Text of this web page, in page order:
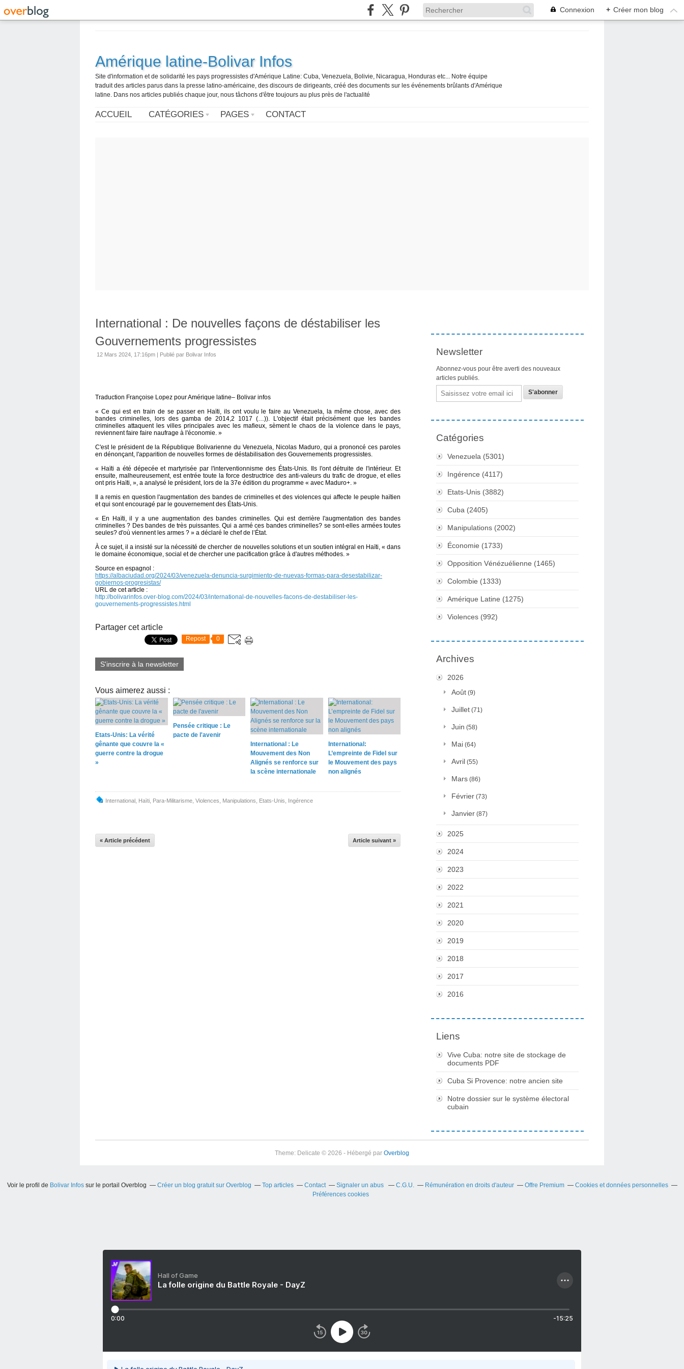
Connexion + Créer mon blog
Amérique latine-Bolivar Infos
Site d'information et de solidarité les pays progressistes d'Amérique Latine: Cuba, Venezuela, Bolivie, Nicaragua, Honduras etc... Notre équipe
traduit des articles parus dans la presse latino-américaine, des discours de dirigeants, créé des documents sur les événements brûlants d'Amérique
latine. Dans nos articles publiés chaque jour, nous tâchons d'être toujours au plus près de l'actualité
ACCUEIL CATÉGORIES PAGES CONTACT
International : De nouvelles façons de déstabiliser les
Gouvernements progressistes
12 Mars 2024, 17:16pm | Publié par Bolivar Infos
Traduction Françoise Lopez pour Amérique latine– Bolivar infos
« Ce qui est en train de se passer en Haïti, ils ont voulu le faire au Venezuela, la même chose, avec des
bandes criminelles, lors des gamba de 2014,2 1017 (…)). L'objectif était précisément que les bandes
criminelles attaquent les villes principales avec les mafieux, sèment le chaos de la violence dans le pays,
reviennent faire faire naufrage à l'économie. »
C'est le président de la République Bolivarienne du Venezuela, Nicolas Maduro, qui a prononcé ces paroles
en dénonçant, l'apparition de nouvelles formes de déstabilisation des Gouvernements progressistes.
« Haïti a été dépecée et martyrisée par l'interventionnisme des États-Unis. Ils l'ont détruite de l'intérieur. Et
ensuite, malheureusement, est entrée toute la force destructrice des anti-valeurs du trafic de drogue, et elles
ont pris Haïti, », a analysé le président, lors de la 37e édition du programme « avec Maduro+. »
Il a remis en question l'augmentation des bandes de criminelles et des violences qui affecte le peuple haïtien
et qui sont encouragé par le gouvernement des États-Unis.
« En Haïti, il y a une augmentation des bandes criminelles. Qui est derrière l'augmentation des bandes
criminelles ? Des bandes de très puissantes. Qui a armé ces bandes criminelles? se sont-elles armées toutes
seules? d'où viennent les armes ? » a déclaré le chef de l’État.
À ce sujet, il a insisté sur la nécessité de chercher de nouvelles solutions et un soutien intégral en Haïti, « dans
le domaine économique, social et de chercher une pacification grâce à d'autres méthodes. »
Source en espagnol :
https://albaciudad.org/2024/03/venezuela-denuncia-surgimiento-de-nuevas-formas-para-desestabilizar-
gobiernos-progresistas/
URL de cet article :
http://bolivarinfos.over-blog.com/2024/03/international-de-nouvelles-facons-de-destabiliser-les-
gouvernements-progressistes.html
Partager cet article
Repost 0
S'inscrire à la newsletter
Vous aimerez aussi :
Etats-Unis: La vérité
gênante que couvre la «
guerre contre la drogue
»
Pensée critique : Le
pacte de l'avenir
International : Le
Mouvement des Non
Alignés se renforce sur
la scène internationale
International:
L’empreinte de Fidel sur
le Mouvement des pays
non alignés
International Haïti Para-Militarisme Violences Manipulations Etats-Unis Ingérence
« Article précédent Article suivant »
Newsletter
Abonnez-vous pour être averti des nouveaux
articles publiés.
Email
Catégories
Venezuela (5301)
Ingérence (4117)
Etats-Unis (3882)
Cuba (2405)
Manipulations (2002)
Économie (1733)
Opposition Vénézuélienne (1465)
Colombie (1333)
Amérique Latine (1275)
Violences (992)
Archives
2026
Août (9)
Juillet (71)
Juin (58)
Mai (64)
Avril (55)
Mars (86)
Février (73)
Janvier (87)
2025
2024
2023
2022
2021
2020
2019
2018
2017
2016
Liens
Vive Cuba: notre site de stockage de
documents PDF
Cuba Si Provence: notre ancien site
Notre dossier sur le système électoral
cubain
Theme: Delicate © 2026 - Hébergé par Overblog
Voir le profil de Bolivar Infossur le portail Overblog Créer un blog gratuit sur Overblog Top articles Contact Signaler un abus C.G.U. Rémunération en droits d'auteur Offre Premium
Cookies et données personnelles
Préférences cookies
Hall of Game
La folle origine du Battle Royale - DayZ
0:00 -15:25